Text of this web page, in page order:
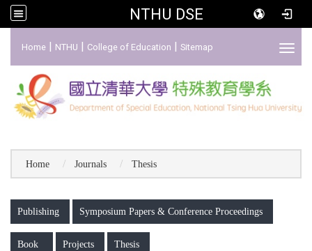
NTHU DSE
Home | NTHU | College of Education | Sitemap
Home Journals Thesis
Publishing Symposium Papers & Conference Proceedings
Book Projects Thesis